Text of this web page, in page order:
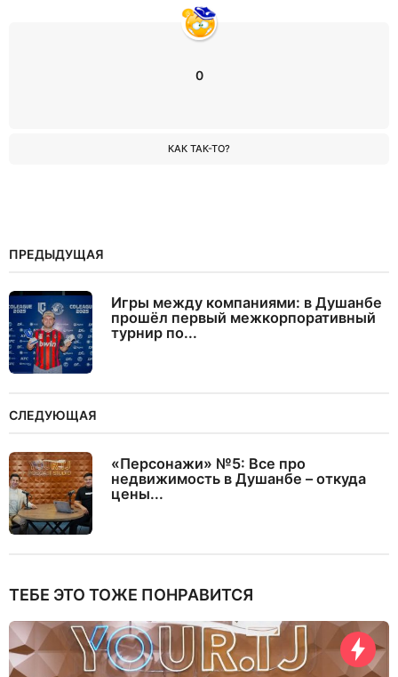
0
КАК ТАК-ТО?
ПРЕДЫДУЩАЯ
Игры между компаниями: в Душанбе
прошёл первый межкорпоративный
турнир по...
СЛЕДУЮЩАЯ
«Персонажи» №5: Все про
недвижимость в Душанбе – откуда
цены...
ТЕБЕ ЭТО ТОЖЕ ПОНРАВИТСЯ